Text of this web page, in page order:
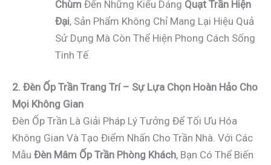
Chùm Đến Những Kiểu Dáng Quạt Trần Hiện
Đại, Sản Phẩm Không Chỉ Mang Lại Hiệu Quả
Sử Dụng Mà Còn Thể Hiện Phong Cách Sống
Tinh Tế.
2. Đèn Ốp Trần Trang Trí – Sự Lựa Chọn Hoàn Hảo Cho
Mọi Không Gian
Đèn Ốp Trần Là Giải Pháp Lý Tưởng Để Tối Ưu Hóa
Không Gian Và Tạo Điểm Nhấn Cho Trần Nhà. Với Các
Mẫu Đèn Mâm Ốp Trần Phòng Khách, Bạn Có Thể Biến